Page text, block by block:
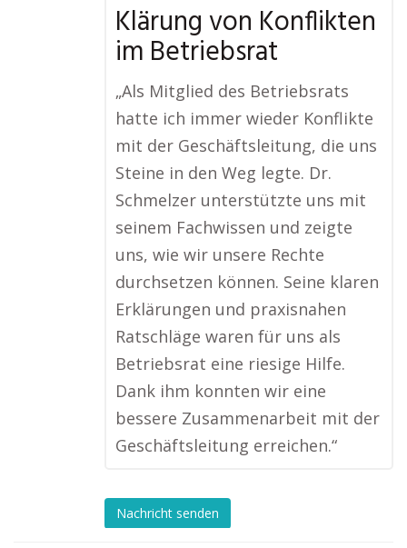
Klärung von Konflikten
im Betriebsrat
„Als Mitglied des Betriebsrats
hatte ich immer wieder Konflikte
mit der Geschäftsleitung, die uns
Steine in den Weg legte. Dr.
Schmelzer unterstützte uns mit
seinem Fachwissen und zeigte
uns, wie wir unsere Rechte
durchsetzen können. Seine klaren
Erklärungen und praxisnahen
Ratschläge waren für uns als
Betriebsrat eine riesige Hilfe.
Dank ihm konnten wir eine
bessere Zusammenarbeit mit der
Geschäftsleitung erreichen.“
Nachricht senden